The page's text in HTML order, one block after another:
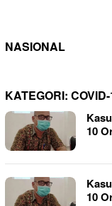
NASIONAL
KATEGORI:
10
10